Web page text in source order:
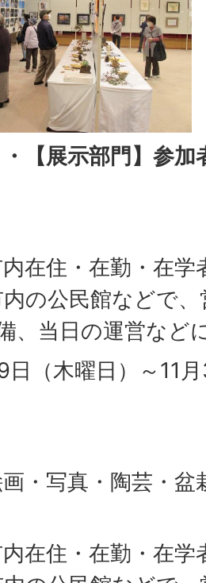
・【展示部門】参加
在住・在勤・在
の公民館などで
、当日の運営など
日（木曜日）～11
画・写真・陶芸・
在住・在勤・在